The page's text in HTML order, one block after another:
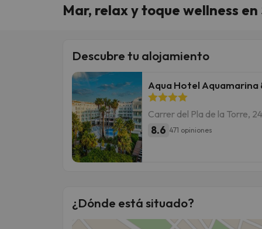
Mar, relax y toque wellness
Descubre tu alojamiento
Aqua Hotel Aquamarina
Carrer del Pla de la Torre,
8.6 471 opiniones
¿Dónde está situado?